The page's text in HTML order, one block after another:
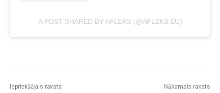
A POST SHARED BY AFLEKS (@AFLEKS.EU)
Iepriekšējais raksts Nākamais raksts